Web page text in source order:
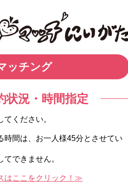
ッチング
状況・時間指定
ください。
時間は、お一人様45分とさせてい
できません。
はここをクリック！≫